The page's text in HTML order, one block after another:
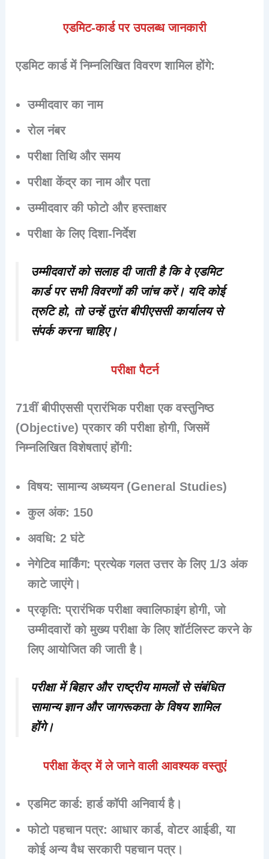
एडमिट-कार्ड पर उपलब्ध जानकारी
एडमिट कार्ड में निम्नलिखित विवरण शामिल होंगे:
उम्मीदवार का नाम
रोल नंबर
परीक्षा तिथि और समय
परीक्षा केंद्र का नाम और पता
उम्मीदवार की फोटो और हस्ताक्षर
परीक्षा के लिए दिशा-निर्देश
उम्मीदवारों को सलाह दी जाती है कि वे एडमिट
कार्ड पर सभी विवरणों की जांच करें। यदि कोई
त्रुटि हो, तो उन्हें तुरंत बीपीएससी कार्यालय से
संपर्क करना चाहिए।
परीक्षा पैटर्न
71वीं बीपीएससी प्रारंभिक परीक्षा एक वस्तुनिष्ठ
(Objective) प्रकार की परीक्षा होगी, जिसमें
निम्नलिखित विशेषताएं होंगी:
विषय: सामान्य अध्ययन (General Studies)
कुल अंक: 150
अवधि: 2 घंटे
नेगेटिव मार्किंग: प्रत्येक गलत उत्तर के लिए 1/3 अंक
काटे जाएंगे।
प्रकृति: प्रारंभिक परीक्षा क्वालिफाइंग होगी, जो
उम्मीदवारों को मुख्य परीक्षा के लिए शॉर्टलिस्ट करने के
लिए आयोजित की जाती है।
परीक्षा में बिहार और राष्ट्रीय मामलों से संबंधित
सामान्य ज्ञान और जागरूकता के विषय शामिल
होंगे।
परीक्षा केंद्र में ले जाने वाली आवश्यक वस्तुएं
एडमिट कार्ड: हार्ड कॉपी अनिवार्य है।
फोटो पहचान पत्र: आधार कार्ड, वोटर आईडी, या
कोई अन्य वैध सरकारी पहचान पत्र।